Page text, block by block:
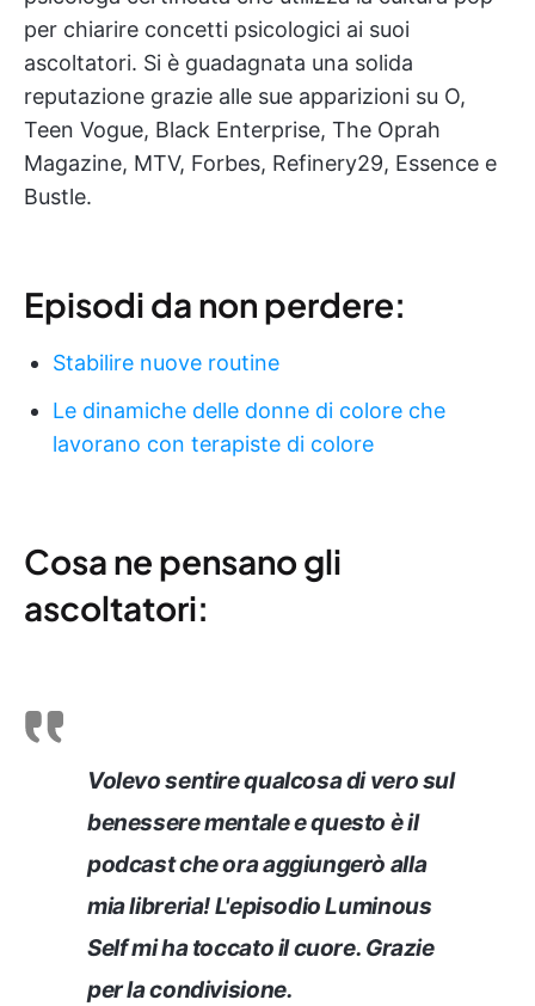
per chiarire concetti psicologici ai suoi
ascoltatori. Si è guadagnata una solida
reputazione grazie alle sue apparizioni su O,
Teen Vogue, Black Enterprise, The Oprah
Magazine, MTV, Forbes, Refinery29, Essence e
Bustle.
Episodi da non perdere:
Stabilire nuove routine
Le dinamiche delle donne di colore che
lavorano con terapiste di colore
Cosa ne pensano gli
ascoltatori:
Volevo sentire qualcosa di vero sul
benessere mentale e questo è il
podcast che ora aggiungerò alla
mia libreria! L'episodio Luminous
Self mi ha toccato il cuore. Grazie
per la condivisione.